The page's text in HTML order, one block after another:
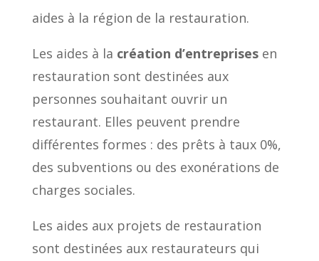
aides à la région de la restauration.
Les aides à la création d’entreprisesen
restauration sont destinées aux
personnes souhaitant ouvrir un
restaurant. Elles peuvent prendre
différentes formes : des prêts à taux 0%,
des subventions ou des exonérations de
charges sociales.
Les aides aux projets de restauration
sont destinées aux restaurateurs qui